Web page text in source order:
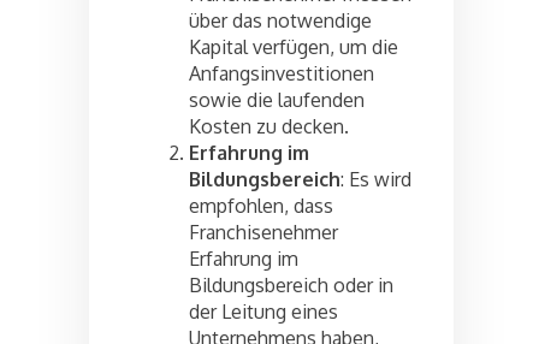
über das notwendige
Kapital verfügen, um die
Anfangsinvestitionen
sowie die laufenden
Kosten zu decken.
Erfahrung im
Bildungsbereich: Es wird
empfohlen, dass
Franchisenehmer
Erfahrung im
Bildungsbereich oder in
der Leitung eines
Unternehmens haben,